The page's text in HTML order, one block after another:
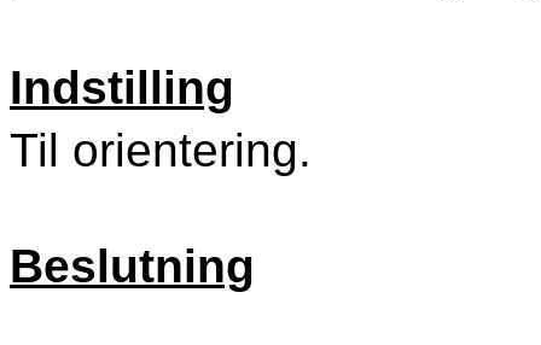
Indstilling
Til orientering.
Beslutning